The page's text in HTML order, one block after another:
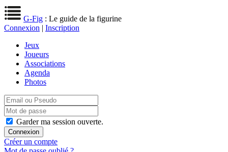
G-Fig : Le guide de la figurine
Connexion | Inscription
Jeux
Joueurs
Associations
Agenda
Photos
Garder ma session ouverte.
Créer un compte